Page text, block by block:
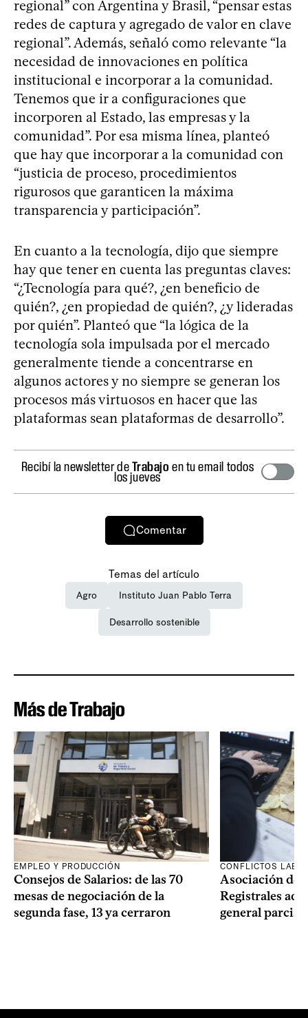
regional” con Argentina y Brasil, “pensar estas
redes de captura y agregado de valor en clave
regional”. Además, señaló como relevante “la
necesidad de innovaciones en política
institucional e incorporar a la comunidad.
Tenemos que ir a configuraciones que
incorporen al Estado, las empresas y la
comunidad”. Por esa misma línea, planteó
que hay que incorporar a la comunidad con
“justicia de proceso, procedimientos
rigurosos que garanticen la máxima
transparencia y participación”.
En cuanto a la tecnología, dijo que siempre
hay que tener en cuenta las preguntas claves:
“¿Tecnología para qué?, ¿en beneficio de
quién?, ¿en propiedad de quién?, ¿y lideradas
por quién”. Planteó que “la lógica de la
tecnología sola impulsada por el mercado
generalmente tiende a concentrarse en
algunos actores y no siempre se generan los
procesos más virtuosos en hacer que las
plataformas sean plataformas de desarrollo”.
Recibí la newsletter deTrabajo en tu email todos
los jueves
Comentar
Temas del artículo
Agro Instituto Juan Pablo Terra
Desarrollo sostenible
Más de Trabajo
EMPLEO Y PRODUCCIÓN
Consejos de Salarios: de las 70
mesas de negociación de la
segunda fase, 13 ya cerraron
CONFLICTOS
Asociación de
Registrales
general parcial